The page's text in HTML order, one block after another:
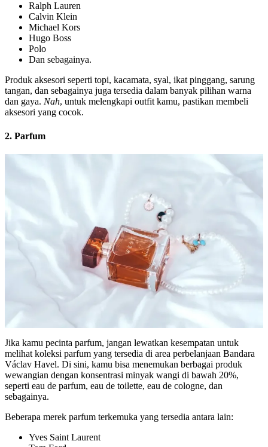
Ralph Lauren
Calvin Klein
Michael Kors
Hugo Boss
Polo
Dan sebagainya.
Produk aksesori seperti topi, kacamata, syal, ikat pinggang, sarung
tangan, dan sebagainya juga tersedia dalam banyak pilihan warna
dan gaya. Nah, untuk melengkapi outfit kamu, pastikan membeli
aksesori yang cocok.
2. Parfum
Jika kamu pecinta parfum, jangan lewatkan kesempatan untuk
melihat koleksi parfum yang tersedia di area perbelanjaan Bandara
Václav Havel. Di sini, kamu bisa menemukan berbagai produk
wewangian dengan konsentrasi minyak wangi di bawah 20%,
seperti eau de parfum, eau de toilette, eau de cologne, dan
sebagainya.
Beberapa merek parfum terkemuka yang tersedia antara lain:
Yves Saint Laurent